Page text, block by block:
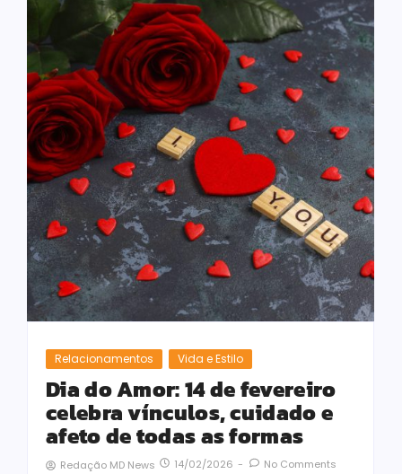
Relacionamentos Vida e Estilo
Dia do Amor: 14 de fevereiro
celebra vínculos, cuidado e
afeto de todas as formas
Redação MD News 14/02/2026 - No Comments